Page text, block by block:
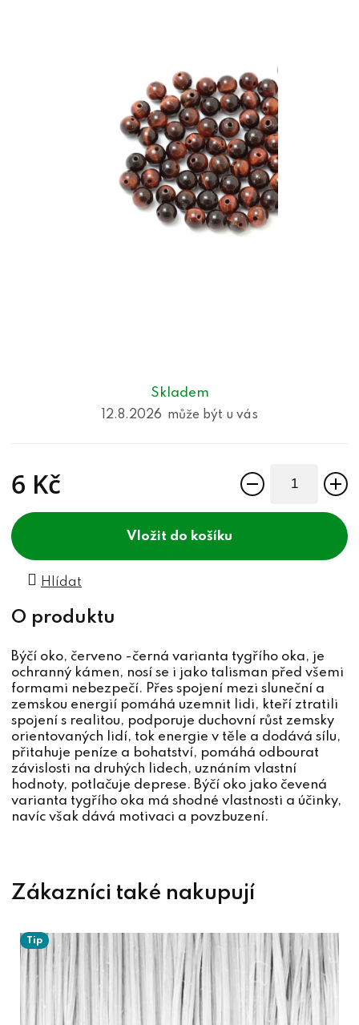
Skladem
12.8.2026
6 Kč
do košíku
Hlídat
Býčí oko, červeno -černá varianta tygřího oka, je
ochranný kámen, nosí se i jako talisman před všemi
formami nebezpečí. Přes spojení mezi sluneční a
zemskou energií pomáhá uzemnit lidi, kteří ztratili
spojení s realitou, podporuje duchovní růst zemsky
orientovaných lidí, tok energie v těle a dodává sílu,
přitahuje peníze a bohatství, pomáhá odbourat
závislosti na druhých lidech, uznáním vlastní
hodnoty, potlačuje deprese. Býčí oko jako čevená
varianta tygřího oka má shodné vlastnosti a účinky,
navíc však dává motivaci a povzbuzení.
Tip